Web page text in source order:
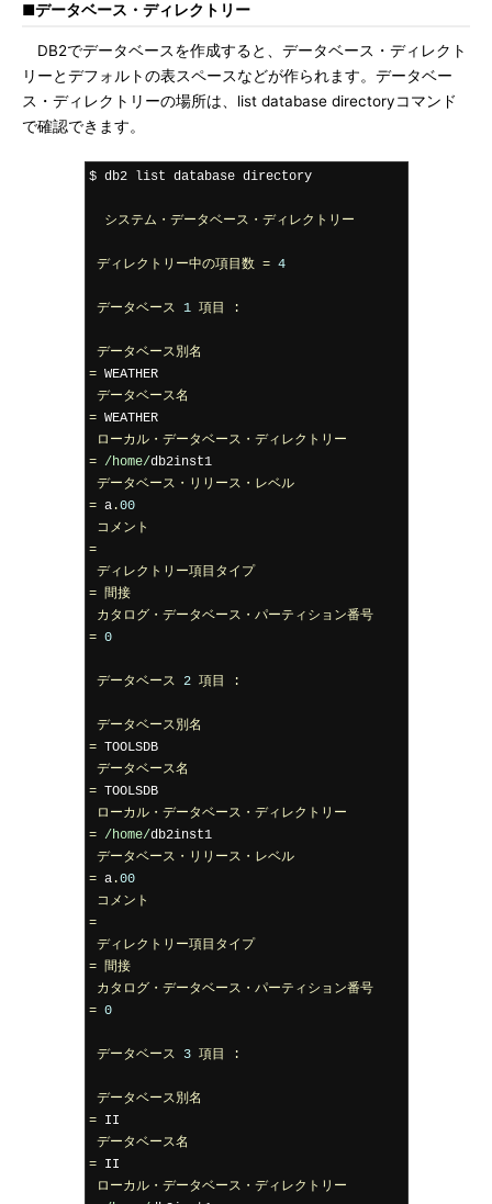
■データベース・ディレクトリー
DB2でデータベースを作成すると、データベース・ディレクト
リーとデフォルトの表スペースなどが作られます。データベー
ス・ディレクトリーの場所は、list database directoryコマンド
で確認できます。
$ db2 list database directory
システム・データベース・ディレクトリー
ディレクトリー中の項目数 = 4
データベース 1 項目 :
データベース別名
= WEATHER
データベース名
= WEATHER
ローカル・データベース・ディレクトリー
=
/home/db2inst1
データベース・リリース・レベル
= a.00
コメント
=
ディレクトリー項目タイプ
=
間接
カタログ・データベース・パーティション番号
= 0
データベース 2 項目 :
データベース別名
= TOOLSDB
データベース名
= TOOLSDB
ローカル・データベース・ディレクトリー
=
/home/db2inst1
データベース・リリース・レベル
= a.00
コメント
=
ディレクトリー項目タイプ
=
間接
カタログ・データベース・パーティション番号
= 0
データベース 3 項目 :
データベース別名
= II
データベース名
= II
ローカル・データベース・ディレクトリー